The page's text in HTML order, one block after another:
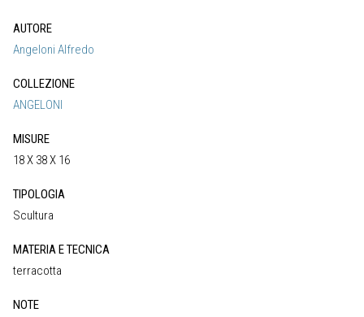
AUTORE
Angeloni Alfredo
COLLEZIONE
ANGELONI
MISURE
18 X 38 X 16
TIPOLOGIA
Scultura
MATERIA E TECNICA
terracotta
NOTE